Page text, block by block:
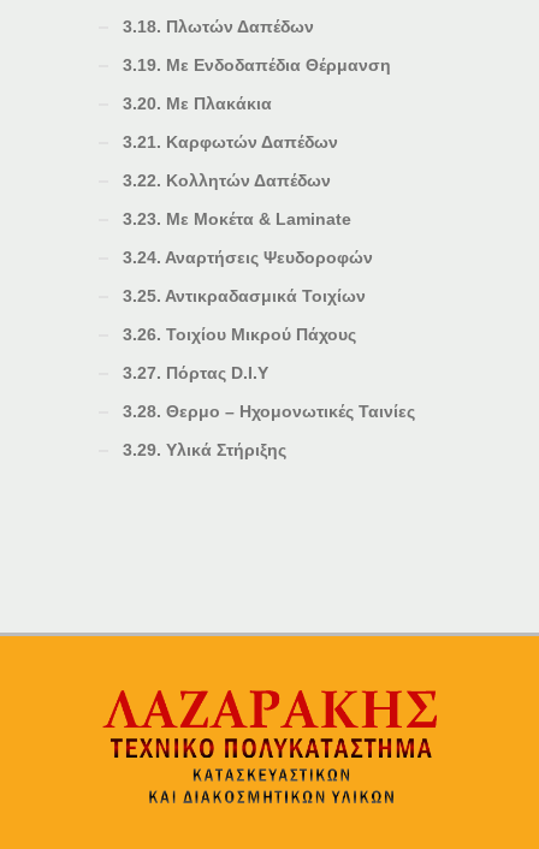
3.18. Πλωτών Δαπέδων
3.19. Με Ενδοδαπέδια Θέρμανση
3.20. Με Πλακάκια
3.21. Καρφωτών Δαπέδων
3.22. Κολλητών Δαπέδων
3.23. Με Μοκέτα & Laminate
3.24. Αναρτήσεις Ψευδοροφών
3.25. Αντικραδασμικά Τοιχίων
3.26. Τοιχίου Μικρού Πάχους
3.27. Πόρτας D.I.Y
3.28. Θερμο – Ηχομονωτικές Ταινίες
3.29. Υλικά Στήριξης